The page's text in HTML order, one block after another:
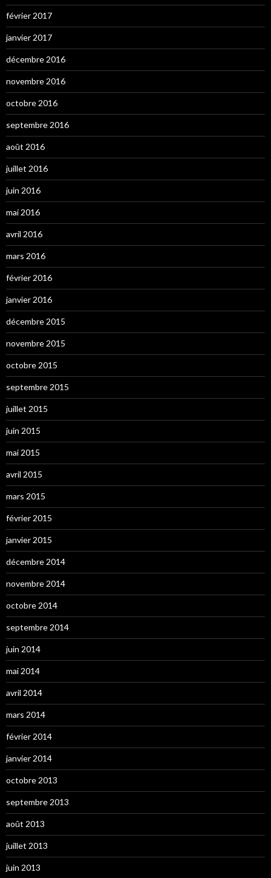
février 2017
janvier 2017
décembre 2016
novembre 2016
octobre 2016
septembre 2016
août 2016
juillet 2016
juin 2016
mai 2016
avril 2016
mars 2016
février 2016
janvier 2016
décembre 2015
novembre 2015
octobre 2015
septembre 2015
juillet 2015
juin 2015
mai 2015
avril 2015
mars 2015
février 2015
janvier 2015
décembre 2014
novembre 2014
octobre 2014
septembre 2014
juin 2014
mai 2014
avril 2014
mars 2014
février 2014
janvier 2014
octobre 2013
septembre 2013
août 2013
juillet 2013
juin 2013